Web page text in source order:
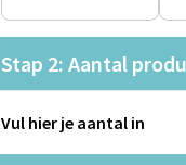
Stap 2: Aantal
Vul hier je aantal in